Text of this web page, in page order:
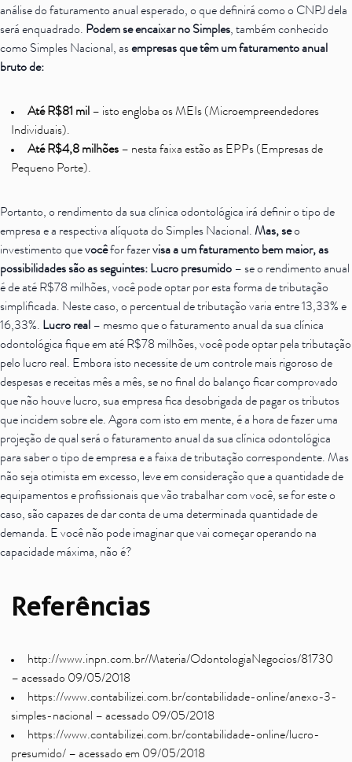
análise do faturamento anual esperado, o que definirá como o CNPJ dela
será enquadrado. Podem se encaixar no Simples, também conhecido
como Simples Nacional, asempresas que têm um faturamento anual
bruto de:
Até R$81 mil – isto engloba os MEIs (Microempreendedores
Individuais).
Até R$4,8 milhões – nesta faixa estão as EPPs (Empresas de
Pequeno Porte).
Portanto, o rendimento da sua clínica odontológica irá definir o tipo de
empresa e a respectiva alíquota do Simples Nacional. Mas, seo
investimento quevocêfor fazervisa a um faturamento bem maior, as
possibilidades são as seguintes: Lucro presumido – se o rendimento anual
é de até R$78 milhões, você pode optar por esta forma de tributação
simplificada. Neste caso, o percentual de tributação varia entre 13,33% e
16,33%. Lucro real – mesmo que o faturamento anual da sua clínica
odontológica fique em até R$78 milhões, você pode optar pela tributação
pelo lucro real. Embora isto necessite de um controle mais rigoroso de
despesas e receitas mês a mês, se no final do balanço ficar comprovado
que não houve lucro, sua empresa fica desobrigada de pagar os tributos
que incidem sobre ele. Agora com isto em mente, é a hora de fazer uma
projeção de qual será o faturamento anual da sua clínica odontológica
para saber o tipo de empresa e a faixa de tributação correspondente. Mas
não seja otimista em excesso, leve em consideração que a quantidade de
equipamentos e profissionais que vão trabalhar com você, se for este o
caso, são capazes de dar conta de uma determinada quantidade de
demanda. E você não pode imaginar que vai começar operando na
capacidade máxima, não é?
Referências
http://www.inpn.com.br/Materia/OdontologiaNegocios/81730
– acessado 09/05/2018
https://www.contabilizei.com.br/contabilidade-online/anexo-3-
simples-nacional – acessado 09/05/2018
https://www.contabilizei.com.br/contabilidade-online/lucro-
presumido/ – acessado em 09/05/2018